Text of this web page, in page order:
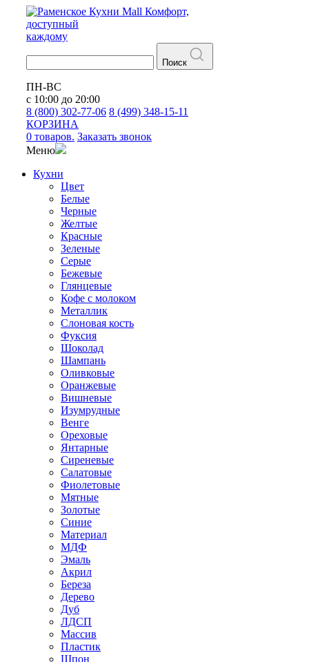
Кухни Mall Комфорт,
доступный
каждому
Поиск
ПН-ВС
с 10:00 до 20:00
8 (800) 302-77-06 8 (499) 348-15-11
КОРЗИНА
0 товаров. Заказать звонок
Меню
Кухни
Цвет
Белые
Черные
Желтые
Красные
Зеленые
Серые
Бежевые
Глянцевые
Кофе с молоком
Металлик
Слоновая кость
Фуксия
Шоколад
Шампань
Оливковые
Оранжевые
Вишневые
Изумрудные
Венге
Ореховые
Янтарные
Сиреневые
Салатовые
Фиолетовые
Мятные
Золотые
Синие
Материал
МДФ
Эмаль
Акрил
Береза
Дерево
Дуб
ЛДСП
Массив
Пластик
Шпон